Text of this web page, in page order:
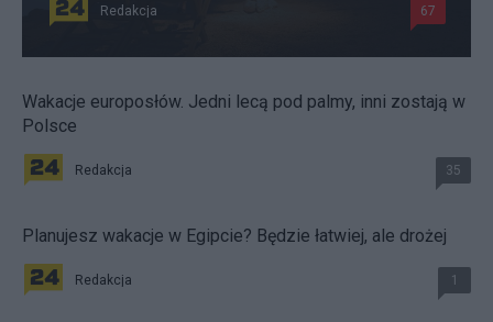
Redakcja 67
Wakacje europosłów. Jedni lecą pod palmy, inni zostają w
Polsce
Redakcja 35
Planujesz wakacje w Egipcie? Będzie łatwiej, ale drożej
Redakcja 1